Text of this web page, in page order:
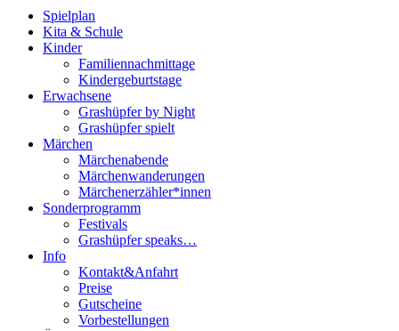
Spielplan
Kita & Schule
Kinder
Familiennachmittage
Kindergeburtstage
Erwachsene
Grashüpfer by Night
Grashüpfer spielt
Märchen
Märchenabende
Märchenwanderungen
Märchenerzähler*innen
Sonderprogramm
Festivals
Grashüpfer speaks…
Info
Kontakt&Anfahrt
Preise
Gutscheine
Vorbestellungen